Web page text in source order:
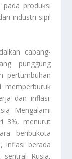
pada produksi
industri sipil
cabang-
punggung
pertumbuhan
memperburuk
dan inflasi.
Mengalami
3%, menurut
beribukota
inflasi berada
sentral Rusia,